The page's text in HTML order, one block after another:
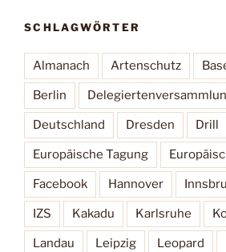
SCHLAGWÖRTER
Almanach Artenschutz
Berlin
Deutschland Dresden Drill
Europäische Tagung
Facebook Hannover
IZS Kakadu Karlsruhe
Landau Leipzig Leopard